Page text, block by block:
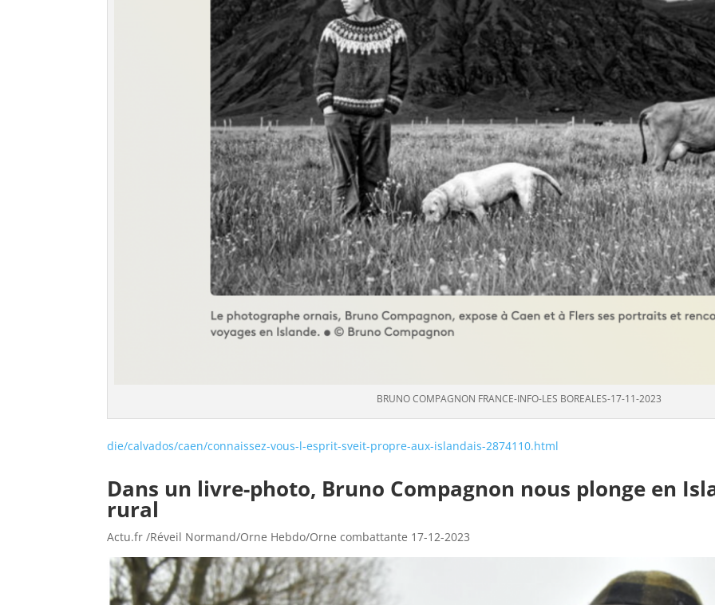
BRUNO COMPAGNON FRANCE-INFO-LES BOREALES-17-11-2023
die/calvados/caen/connaissez-vous-l-esprit-sveit-propre-aux-islandais-2874110.html
Dans un livre-photo, Bruno Compagnon nous plonge en
rural
Actu.fr /Réveil Normand/Orne Hebdo/Orne combattante 17-12-2023